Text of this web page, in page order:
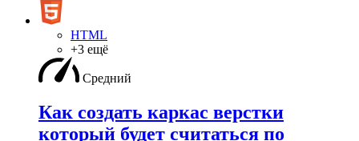
HTML
+3 ещё
Средний
Как создать каркас верстки
который будет считаться по